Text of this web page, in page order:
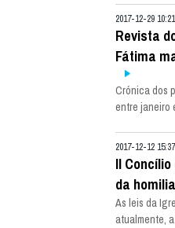
2017-12-29 10:21
Revista
Fátima
Crónica dos
entre janeiro
2017-12-12 15:37
II
da
As leis da
atualmente,